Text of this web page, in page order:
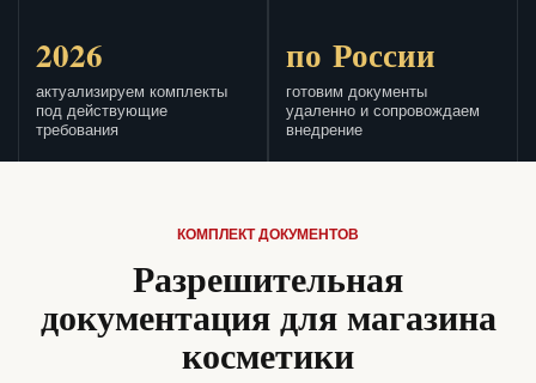
2026
актуализируем комплекты
под действующие
требования
по России
готовим документы
удаленно и сопровождаем
внедрение
КОМПЛЕКТ ДОКУМЕНТОВ
Разрешительная
документация для магазина
косметики